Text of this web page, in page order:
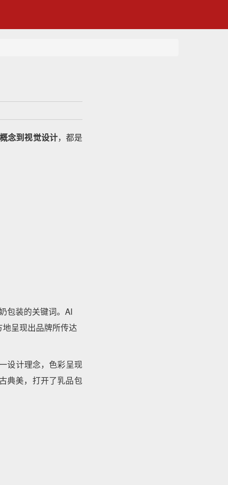
念到视觉设计，都是
包装的关键词。AI
呈现出品牌所传达
设计理念，色彩呈现
典美，打开了乳品包